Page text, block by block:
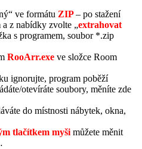
ve formátu ZIP – po stažení
z nabídky zvolte „extrahovat
s programem, soubor *.zip
RooArr.exe ve složce Room
ignorujte, program poběží
otevíráte soubory, měníte zde
do místnosti nábytek, okna,
tlačítkem myši můžete měnit